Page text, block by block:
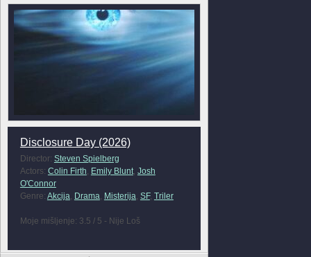
Disclosure Day (2026)
Director: Steven Spielberg
Actors: Colin Firth, Emily Blunt, Josh
O'Connor
Genre: Akcija, Drama, Misterija, SF, Triler
Moje mišljenje: 3.5 / 5 - Nije Loš